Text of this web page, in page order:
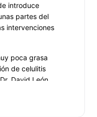
introduce
partes del
intervenciones
poca grasa
de celulitis
David León
intervenciones
estética,